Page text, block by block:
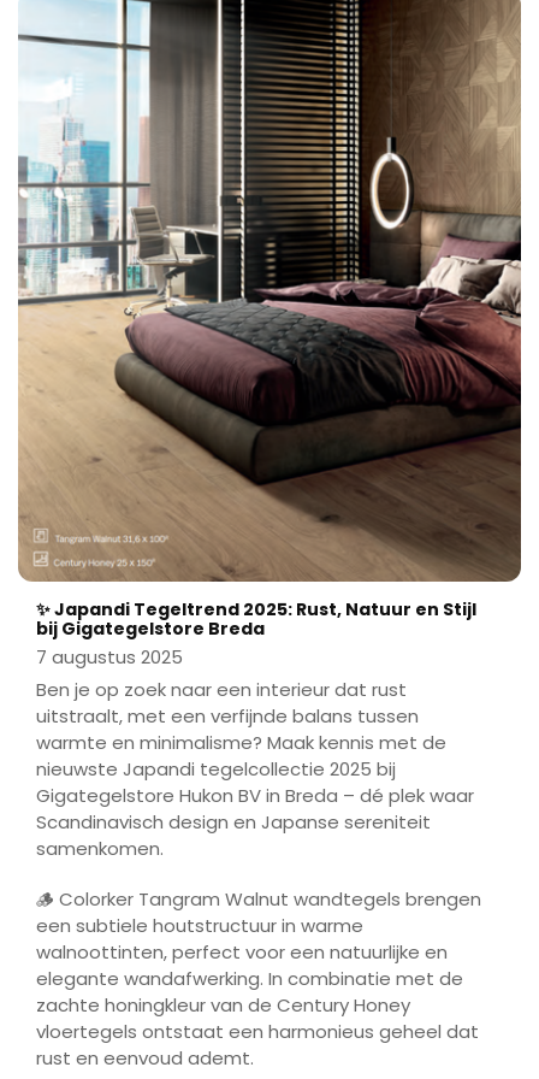
✨ Japandi Tegeltrend 2025: Rust, Natuur en Stijl
bij Gigategelstore Breda
7 augustus 2025
Ben je op zoek naar een interieur dat rust
uitstraalt, met een verfijnde balans tussen
warmte en minimalisme? Maak kennis met de
nieuwste Japandi tegelcollectie 2025 bij
Gigategelstore Hukon BV in Breda – dé plek waar
Scandinavisch design en Japanse sereniteit
samenkomen.
🪵 Colorker Tangram Walnut wandtegels brengen
een subtiele houtstructuur in warme
walnoottinten, perfect voor een natuurlijke en
elegante wandafwerking. In combinatie met de
zachte honingkleur van de Century Honey
vloertegels ontstaat een harmonieus geheel dat
rust en eenvoud ademt.